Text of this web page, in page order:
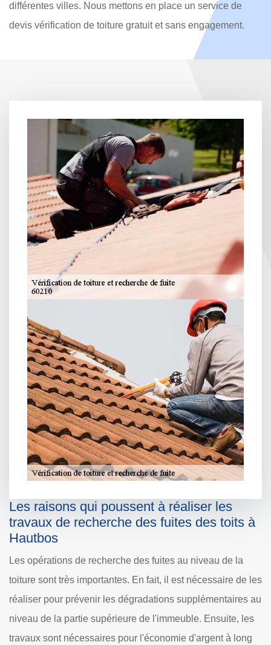
différentes villes. Nous mettons en place un service de
devis vérification de toiture gratuit et sans engagement.
Les raisons qui poussent à réaliser les
travaux de recherche des fuites des toits à
Hautbos
Les opérations de recherche des fuites au niveau de la
toiture sont très importantes. En fait, il est nécessaire de les
réaliser pour prévenir les dégradations supplémentaires au
niveau de la partie supérieure de l'immeuble. Ensuite, les
travaux sont nécessaires pour l'économie d'argent à long